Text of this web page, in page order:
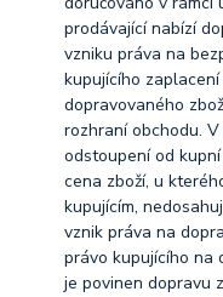
prodávající nabízí
vzniku práva na
kupujícího
dopravovaného
rozhraní obchodu.
odstoupení od
cena zboží, u
kupujícím,
vznik práva na
právo kupujícího na
je povinen dopravu